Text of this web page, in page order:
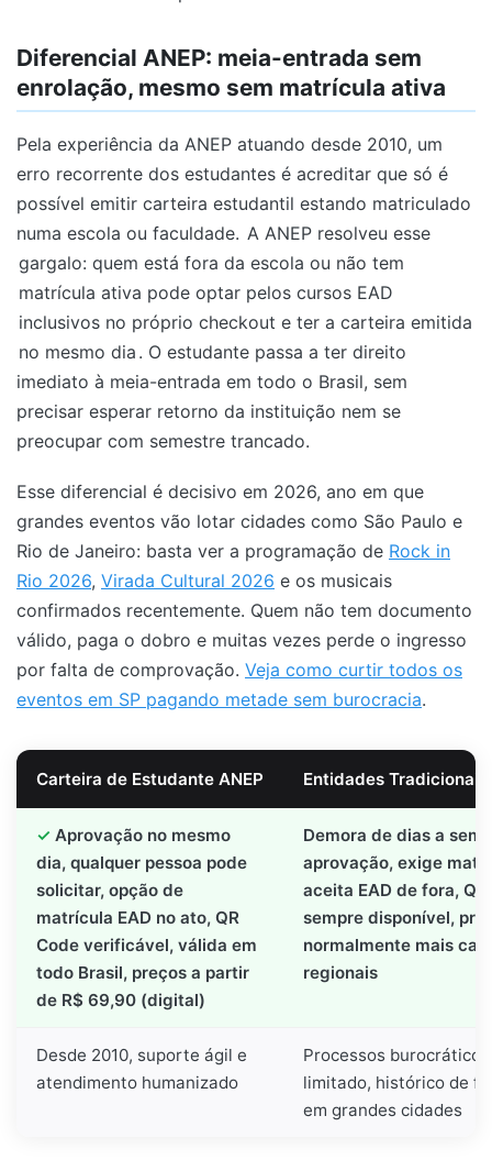
Diferencial ANEP: meia-entrada sem
enrolação, mesmo sem matrícula ativa
Pela experiência da ANEP atuando desde 2010, um
erro recorrente dos estudantes é acreditar que só é
possível emitir carteira estudantil estando matriculado
numa escola ou faculdade. A ANEP resolveu esse
gargalo: quem está fora da escola ou não tem
matrícula ativa pode optar pelos cursos EAD
inclusivos no próprio checkout e ter a carteira emitida
no mesmo dia . O estudante passa a ter direito
imediato à meia-entrada em todo o Brasil, sem
precisar esperar retorno da instituição nem se
preocupar com semestre trancado.
Esse diferencial é decisivo em 2026, ano em que
grandes eventos vão lotar cidades como São Paulo e
Rio de Janeiro: basta ver a programação de Rock in
Rio 2026, Virada Cultural 2026 e os musicais
confirmados recentemente. Quem não tem documento
válido, paga o dobro e muitas vezes perde o ingresso
por falta de comprovação. Veja como curtir todos os
eventos em SP pagando metade sem burocracia.
Carteira de Estudante ANEP Entidades Tradicionais
Aprovação no mesmo
dia, qualquer pessoa pode
solicitar, opção de
matrícula EAD no ato, QR
Code verificável, válida em
todo Brasil, preços a partir
de R$ 69,90 (digital)
Demora de dias a
aprovação, exige
aceita EAD de fora,
sempre disponível,
normalmente mais
regionais
Desde 2010, suporte ágil e
atendimento humanizado
Processos
limitado, histórico de
em grandes cidades